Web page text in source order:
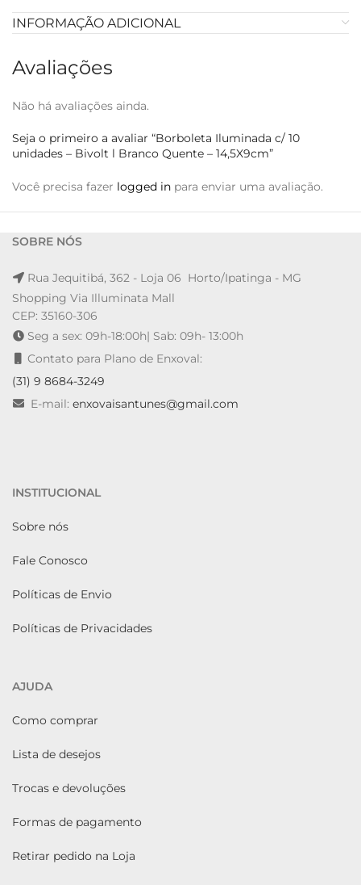
INFORMAÇÃO ADICIONAL
Avaliações
Não há avaliações ainda.
Seja o primeiro a avaliar “Borboleta Iluminada c/ 10
unidades – Bivolt l Branco Quente – 14,5X9cm”
Você precisa fazer logged in para enviar uma avaliação.
SOBRE NÓS
Rua Jequitibá, 362 - Loja 06 Horto/Ipatinga - MG
Shopping Via Illuminata Mall
CEP: 35160-306
Seg a sex: 09h-18:00h| Sab: 09h- 13:00h
Contato para Plano de Enxoval:
(31) 9 8684-3249
E-mail: enxovaisantunes@gmail.com
INSTITUCIONAL
Sobre nós
Fale Conosco
Políticas de Envio
Políticas de Privacidades
AJUDA
Como comprar
Lista de desejos
Trocas e devoluções
Formas de pagamento
Retirar pedido na Loja